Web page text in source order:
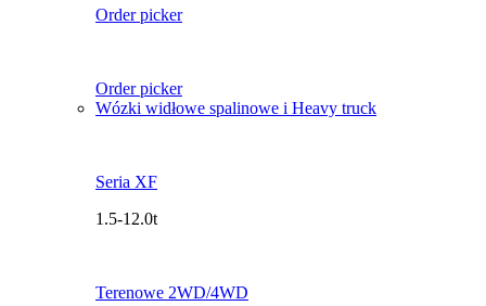
Order picker
Order picker
Wózki widłowe spalinowe i Heavy truck
Seria XF
1.5-12.0t
Terenowe 2WD/4WD